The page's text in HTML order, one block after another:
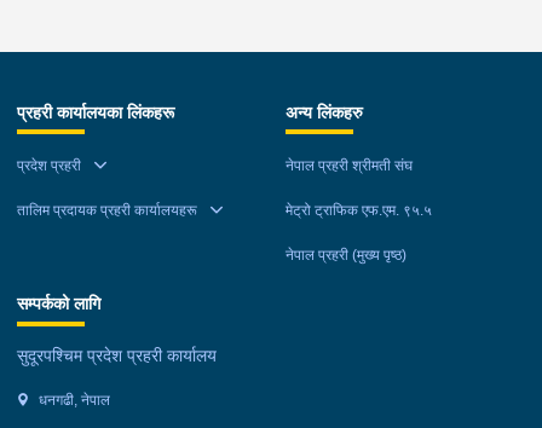
प्रहरी कार्यालयका लिंकहरू
प्रदेश प्रहरी
तालिम प्रदायक प्रहरी कार्यालयहरू
अन्य लिंकहरु
नेपाल प्रहरी श्रीमती संघ
मेट्रो ट्राफिक एफ.एम. ९५.५
नेपाल प्रहरी (मुख्य पृष्ठ)
सम्पर्कको लागि
सुदूरपश्चिम प्रदेश प्रहरी कार्यालय
धनगढी, नेपाल